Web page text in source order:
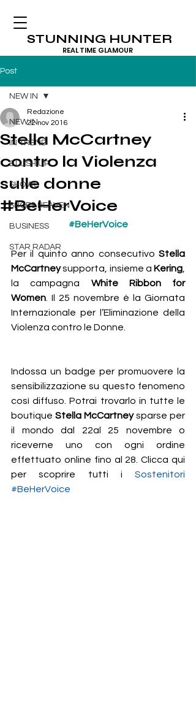
STUNNING HUNTER
REAL TIME GLAMOUR
Post
NEW IN
IN TREND
BLUSH UP
SHOWS
SHOES HEAVEN
BUSINESS
STAR RADAR
NEW IN
Stella McCartney
contro la Violenza
sulle donne
#BeHerVoice
Redazione
22 nov 2016
#BeHerVoice
Per il quinto anno consecutivo Stella
McCartney supporta, insieme a Kering
la campagna White Ribbon for
Women . Il 25 novembre è la Giornata
Internazionale per l’Eliminazione della
Violenza contro le Donne.
Indossa un badge per promuovere la
sensibilizzazione su questo fenomeno
così diffuso. Potrai trovarlo in tutte le
boutique Stella McCartney sparse per
il mondo dal 22al 25 novembre o
riceverne uno con ogni ordine
effettuato online fino al 28. Clicca qui
per scoprire tutti i
#BeHerVoice